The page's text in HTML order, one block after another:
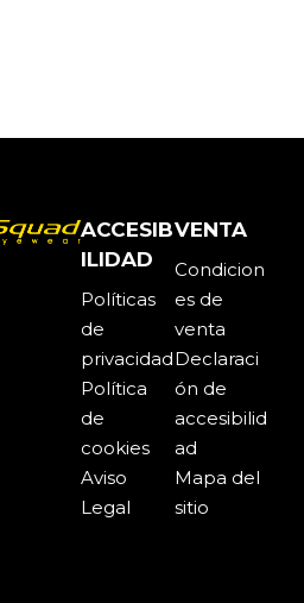
ACCESIB
ILIDAD
Políticas
de
privacidad
Política
de
cookies
Aviso
Legal
VENTA
Condicion
es de
venta
Declaraci
ón de
accesibilid
ad
Mapa del
sitio